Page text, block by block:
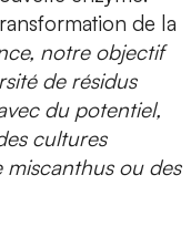
de la
notre objectif
de résidus
du potentiel,
cultures
ou des